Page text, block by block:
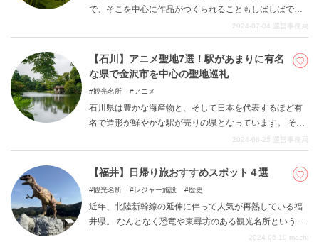
で、そこを中心に作品がつくられることもしばしばで
す。 作中でも細かく触れますが、山梨県の自然を軸に企
画が立案・人気を博したエンタメ作品も数多くあり、是
非訪れていただきたいです。 関東圏からのアクセスも比
較的簡単なことから、是非チェックしてみてください。
2024-07-04 運営事務局
【石川】アニメ聖地7選！駅があまりに有名
な県で金沢市を中心の聖地巡礼
観光名所 アニメ
石川県は豊かな海産物と、そして日本を代表するほど有
名で造形が鮮やかな駅が売りの県となっています。 そ
の、これぞ日本という地域柄や観光スポットの配置か
ら、外国人からの支持も厚く様々な人種で賑わっている
のが石川県となっているのです。 そのような地域であり
ながらアニメの聖地巡礼化も著しく、ファンの方の巡礼
さい。
2024-06-25 運営事務局
【福井】日帰り旅おすすめスポット４選
観光名所 レジャー施設 歴史
近年、北陸新幹線の延伸に伴って人気が再熱している福
井県。 なんとなく恐竜や東尋坊のある観光名所というこ
とは知っているけれど、実際には行ったことがないとい
2024-06-10 mochi